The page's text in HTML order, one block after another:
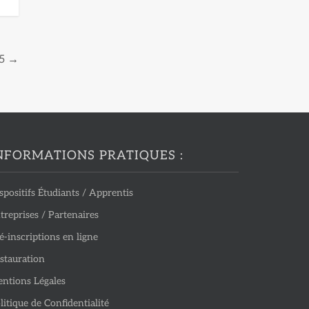
→
PRATIQUES :
Étudiants / Apprentis
/ Partenaires
inscriptions en ligne
Légales
de Confidentialité